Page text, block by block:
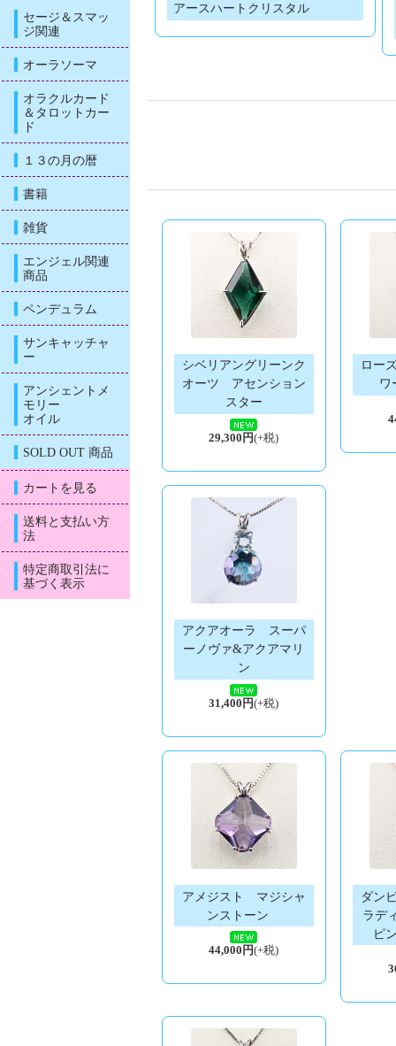
セージ＆スマッ
ジ関連
オーラソーマ
オラクルカード
＆タロットカー
ド
１３の月の暦
書籍
雑貨
エンジェル関連
商品
ペンデュラム
サンキャッチャ
ー
アンシェントメ
モリー
オイル
SOLD OUT 商品
カートを見る
送料と支払い方
法
特定商取引法に
基づく表示
アースハートクリスタル
シベリアングリーンク
オーツ アセンション
スター
29,300円(+税)
ロー
ワ
アクアオーラ スーパ
ーノヴァ&アクアマリ
ン
31,400円(+税)
アメジスト マジシャ
ンストーン
44,000円(+税)
ダン
ラデ
ピ